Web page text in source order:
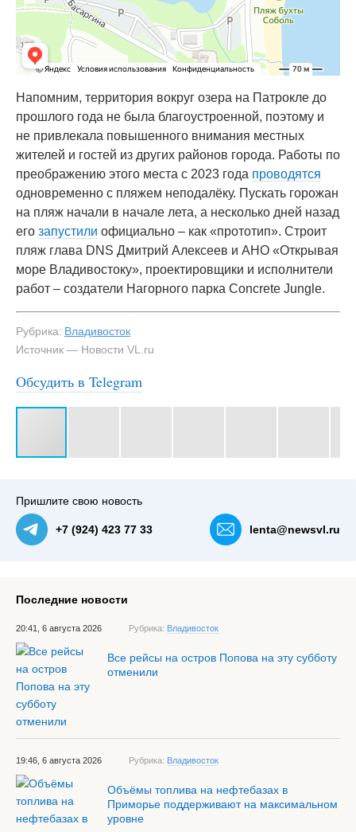
Напомним, территория вокруг озера на Патрокле до
прошлого года не была благоустроенной, поэтому и
не привлекала повышенного внимания местных
жителей и гостей из других районов города. Работы по
преображению этого места с 2023 года проводятся
одновременно с пляжем неподалёку. Пускать горожан
на пляж начали в начале лета, а несколько дней назад
его запустили официально – как «прототип». Строит
пляж глава DNS Дмитрий Алексеев и АНО «Открывая
море Владивостоку», проектировщики и исполнители
работ – создатели Нагорного парка Concrete Jungle.
Рубрика: Владивосток
Источник — Новости VL.ru
Обсудить в Telegram
Пришлите свою новость
+7 (924) 423 77 33 lenta@newsvl.ru
Последние новости
20:41, 6 августа 2026 Рубрика: Владивосток
Все рейсы на остров Попова на эту субботу
отменили
19:46, 6 августа 2026 Рубрика: Владивосток
Объёмы топлива на нефтебазах в
Приморье поддерживают на максимальном
уровне